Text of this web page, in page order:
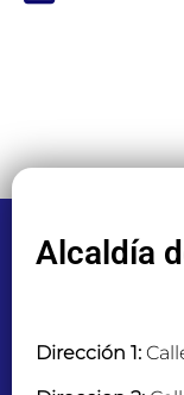
Alcaldía
Dirección 1: